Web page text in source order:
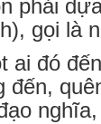
phải
gọi là
đó
đến,